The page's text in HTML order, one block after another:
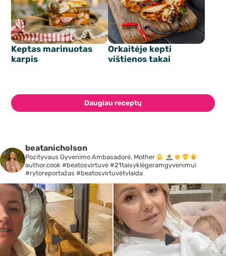
Keptas marinuotas
karpis
Orkaitėje kepti
vištienos takai
Daugiau receptų
beatanicholson
Pozityvaus Gyvenimo Ambasadorė. Mother
author.cook #beatosvirtuvė #21taisyklėgeramgyvenimui
#rytoreportažas #beatosvirtuvėtvlaida